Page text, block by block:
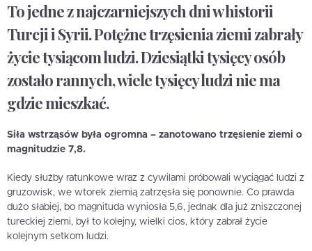
To jedne z najczarniejszych dni w historii
Turcji i Syrii. Potężne trzęsienia ziemi zabrały
życie tysiącom ludzi. Dziesiątki tysięcy osób
zostało rannych, wiele tysięcy ludzi nie ma
gdzie mieszkać.
Siła wstrząsów była ogromna – zanotowano trzęsienie ziemi o
magnitudzie 7,8.
Kiedy służby ratunkowe wraz z cywilami próbowali wyciągać ludzi z
gruzowisk, we wtorek ziemią zatrzęsła się ponownie. Co prawda
dużo słabiej, bo magnituda wyniosła 5,6, jednak dla już zniszczonej
tureckiej ziemi, był to kolejny, wielki cios, który zabrał życie
kolejnym setkom ludzi.